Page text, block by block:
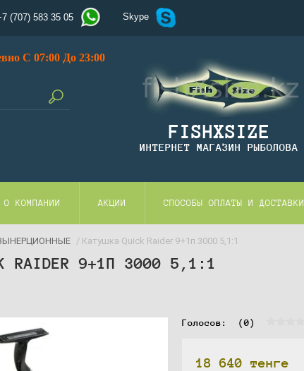
(707) 583 35 05 Skype
С 07:00 До 23:00
FISHXSIZE
ИНТЕРНЕТ МАГАЗИН РЫБОЛОВА
О КОМПАНИИ АКЦИИ СПОСОБЫ ОПЛАТЫ И ДОСТАВКИ
/ Катушка Quick Raider 9+1п 3000 5,1:1
RAIDER 9+1П 3000 5,1:1
Голосов: (0)
18 640 тенге